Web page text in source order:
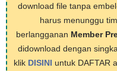
download file tanpa
harus menunggu
berlangganan Member
didownload dengan
klik DISINI untuk DAFTAR